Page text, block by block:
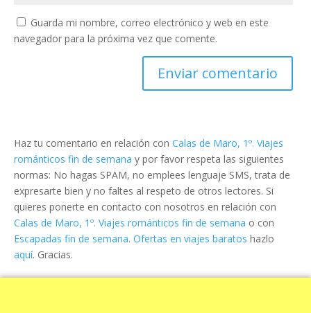
Guarda mi nombre, correo electrónico y web en este
navegador para la próxima vez que comente.
Haz tu comentario en relación con Calas de Maro, 1º. Viajes
románticos fin de semana y por favor respeta las siguientes
normas: No hagas SPAM, no emplees lenguaje SMS, trata de
expresarte bien y no faltes al respeto de otros lectores. Si
quieres ponerte en contacto con nosotros en relación con
Calas de Maro, 1º. Viajes románticos fin de semana o con
Escapadas fin de semana. Ofertas en viajes baratos hazlo
aquí. Gracias.